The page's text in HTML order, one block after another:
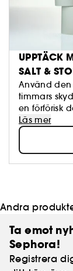
UPPTÄCK
SALT &
Använd
timmars
en förförisk
Läs mer
Andra
Ta emot
Sephora!
Registrera